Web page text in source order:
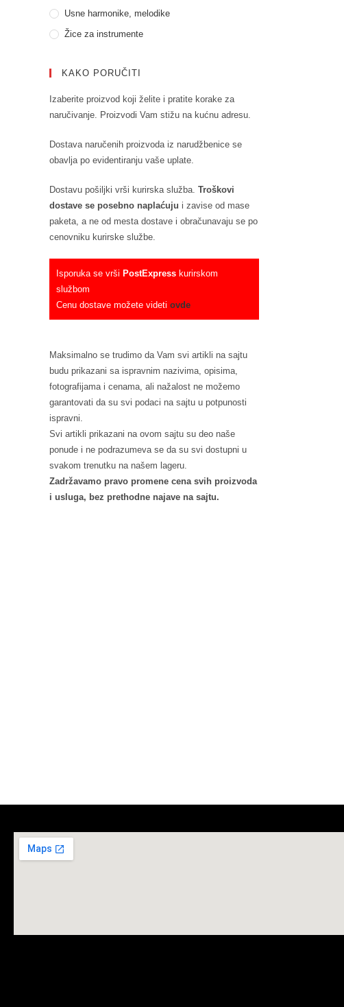
Usne harmonike, melodike
Žice za instrumente
KAKO PORUČITI
Izaberite proizvod koji želite i pratite korake za
naručivanje. Proizvodi Vam stižu na kućnu adresu.
Dostava naručenih proizvoda iz narudžbenice se
obavlja po evidentiranju vaše uplate.
Dostavu pošiljki vrši kurirska služba. Troškovi
dostave se posebno naplaćuju i zavise od mase
paketa, a ne od mesta dostave i obračunavaju se po
cenovniku kurirske službe.
Isporuka se vrši PostExpress kurirskom
službom
Cenu dostave možete videti ovde
Maksimalno se trudimo da Vam svi artikli na sajtu
budu prikazani sa ispravnim nazivima, opisima,
fotografijama i cenama, ali nažalost ne možemo
garantovati da su svi podaci na sajtu u potpunosti
ispravni.
Svi artikli prikazani na ovom sajtu su deo naše
ponude i ne podrazumeva se da su svi dostupni u
svakom trenutku na našem lageru.
Zadržavamo pravo promene cena svih proizvoda
i usluga, bez prethodne najave na sajtu.